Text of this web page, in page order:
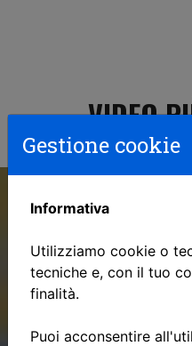
VIDEO
Gestione cookie
Informativa
Utilizziamo cookie o
tecniche e, con il tuo
finalità.
Puoi acconsentire